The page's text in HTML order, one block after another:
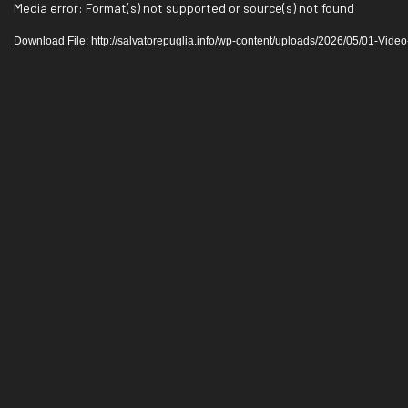
Media error: Format(s) not supported or source(s) not found
Download File: http://salvatorepuglia.info/wp-content/uploads/2026/05/01-